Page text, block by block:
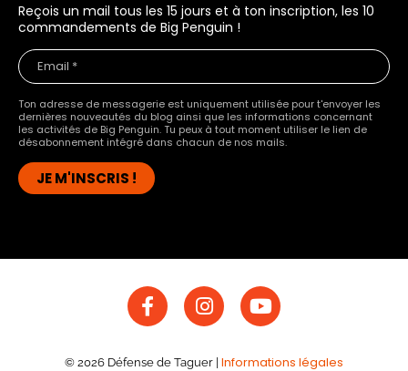
Reçois un mail tous les 15 jours et à ton inscription, les 10
commandements de Big Penguin !
Ton adresse de messagerie est uniquement utilisée pour t'envoyer les
dernières nouveautés du blog ainsi que les informations concernant
les activités de Big Penguin. Tu peux à tout moment utiliser le lien de
désabonnement intégré dans chacun de nos mails.
© 2026 Défense de Taguer | Informations légales
a
c
b
n
s
a
o
u
u